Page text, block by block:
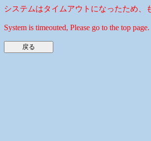
システムはタイムアウトになったため
System is timeouted, Please go to the top page.